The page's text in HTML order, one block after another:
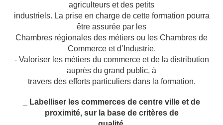
agriculteurs et des petits
industriels. La prise en charge de cette formation pourra
être assurée par les
Chambres régionales des métiers ou les Chambres de
Commerce et d’Industrie.
- Valoriser les métiers du commerce et de la distribution
auprès du grand public, à
travers des efforts particuliers dans la formation.
Labelliser les commerces de centre ville et de
proximité, sur la base de critères de